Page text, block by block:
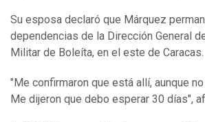
Su esposa declaró que Márquez
dependencias de la Dirección General
Militar de Boleíta, en el este de Caracas.
"Me confirmaron que está allí, aunque
Me dijeron que debo esperar 30 días",